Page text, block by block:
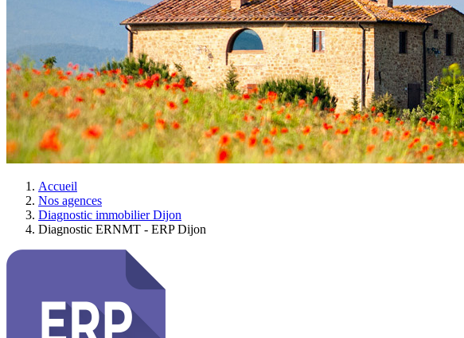
Accueil
Nos agences
Diagnostic immobilier Dijon
Diagnostic ERNMT - ERP Dijon